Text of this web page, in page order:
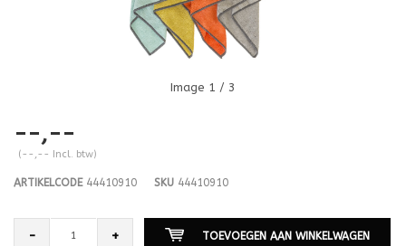
Image 1 / 3
--,--
(--,-- Incl. btw)
ARTIKELCODE44410910 SKU 44410910
- + TOEVOEGEN AAN WINKELWAGEN